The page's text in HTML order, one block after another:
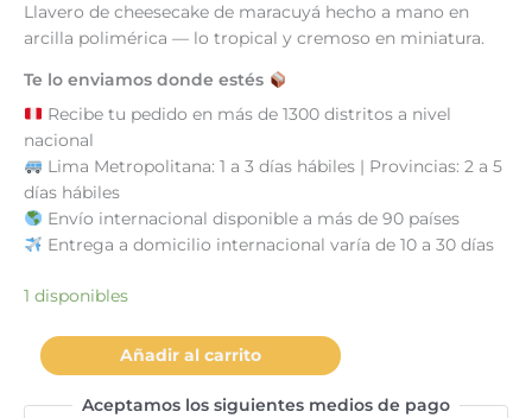
Llavero de cheesecake de maracuyá hecho a mano en
arcilla polimérica — lo tropical y cremoso en miniatura.
Te lo enviamos donde estés
Recibe tu pedido en más de 1300 distritos a nivel
nacional
Lima Metropolitana: 1 a 3 días hábiles | Provincias: 2 a 5
días hábiles
Envío internacional disponible a más de 90 países
Entrega a domicilio internacional varía de 10 a 30 días
1 disponibles
Llavero
cheesecake
maracuya
Añadir al carrito
Aceptamos los siguientes medios de pago